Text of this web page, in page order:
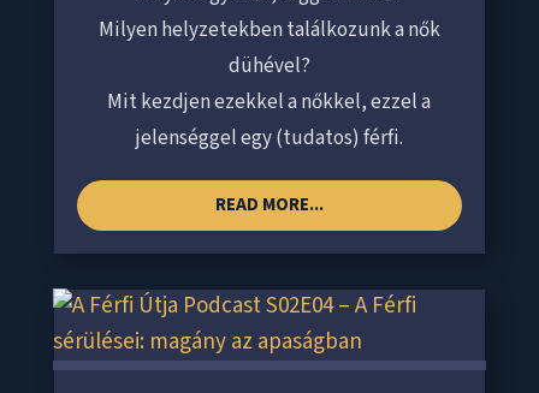
Milyen helyzetekben találkozunk a nők
dühével?
Mit kezdjen ezekkel a nőkkel, ezzel a
jelenséggel egy (tudatos) férfi.
READ MORE...